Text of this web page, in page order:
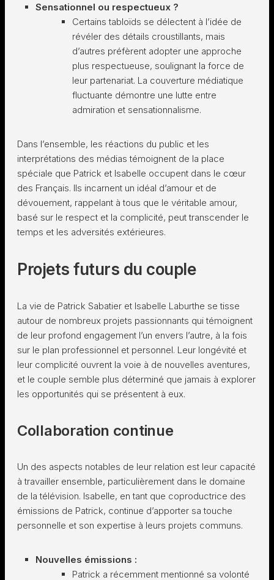
Sensationnel ou respectueux ?
Certains tabloïds se délectent à l’idée de
révéler des détails croustillants, mais
d’autres préfèrent adopter une approche
plus respectueuse, soulignant la force de
leur partenariat. La couverture médiatique
fluctuante démontre une lutte entre
admiration et sensationnalisme.
Dans l’ensemble, les réactions du public et les
interprétations des médias témoignent de la place
spéciale que Patrick et Isabelle occupent dans le cœur
des Français. Ils incarnent un idéal d’amour et de
dévouement, rappelant à tous que le véritable amour,
basé sur le respect et la complicité, peut transcender le
temps et les adversités extérieures.
Projets futurs du couple
La vie de Patrick Sabatier et Isabelle Laburthe se tisse
autour de nombreux projets passionnants qui témoignent
de leur profond engagement l’un envers l’autre, à la fois
sur le plan professionnel et personnel. Leur longévité et
leur complicité ouvrent la voie à de nouvelles aventures,
et le couple semble plus déterminé que jamais à explorer
les opportunités qui se présentent à eux.
Collaboration continue
Un des aspects notables de leur relation est leur capacité
à travailler ensemble, particulièrement dans le domaine
de la télévision. Isabelle, en tant que coproductrice des
émissions de Patrick, continue d’apporter sa touche
personnelle et son expertise à leurs projets communs.
Nouvelles émissions :
Patrick a récemment mentionné sa volonté